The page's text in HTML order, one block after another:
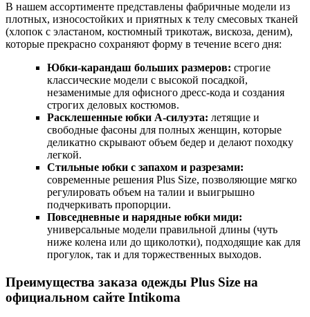
В нашем ассортименте представлены фабричные модели из
плотных, износостойких и приятных к телу смесовых тканей
(хлопок с эластаном, костюмный трикотаж, вискоза, деним),
которые прекрасно сохраняют форму в течение всего дня:
Юбки-карандаш больших размеров: строгие
классические модели с высокой посадкой,
незаменимые для офисного дресс-кода и создания
строгих деловых костюмов.
Расклешенные юбки А-силуэта: летящие и
свободные фасоны для полных женщин, которые
деликатно скрывают объем бедер и делают походку
легкой.
Стильные юбки с запахом и разрезами:
современные решения Plus Size, позволяющие мягко
регулировать объем на талии и выигрышно
подчеркивать пропорции.
Повседневные и нарядные юбки миди:
универсальные модели правильной длины (чуть
ниже колена или до щиколотки), подходящие как для
прогулок, так и для торжественных выходов.
Преимущества заказа одежды Plus Size на
официальном сайте Intikoma